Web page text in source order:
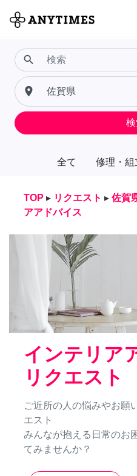
全て 修理・組
search
place
TOP ▸ リクエスト ▸ 佐賀
アアドバイス
インテリア
リクエスト
ご近所の人の悩みやお願
エスト
みんなが抱える日常のお
てみませんか？